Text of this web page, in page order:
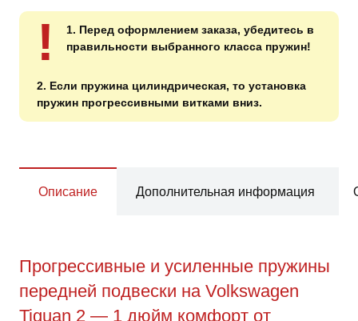
!
1. Перед оформлением заказа, убедитесь в
правильности выбранного класса пружин!
2. Если пружина цилиндрическая, то установка
пружин прогрессивными витками вниз.
Описание Дополнительная информация
Прогрессивные и усиленные пружины
передней подвески на Volkswagen
Tiguan 2 — 1 дюйм комфорт от